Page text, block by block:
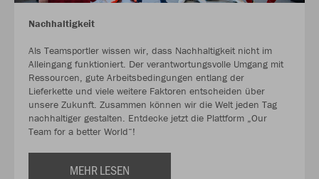
Nachhaltigkeit
Als Teamsportler wissen wir, dass Nachhaltigkeit nicht im
Alleingang funktioniert. Der verantwortungsvolle Umgang mit
Ressourcen, gute Arbeitsbedingungen entlang der
Lieferkette und viele weitere Faktoren entscheiden über
unsere Zukunft. Zusammen können wir die Welt jeden Tag
nachhaltiger gestalten. Entdecke jetzt die Plattform „Our
Team for a better World“!
MEHR LESEN